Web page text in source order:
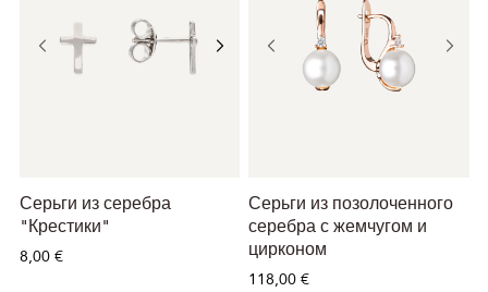
Серьги из серебра
"Крестики"
8,00 €
Серьги из позолоченного
серебра с жемчугом и
цирконом
118,00 €